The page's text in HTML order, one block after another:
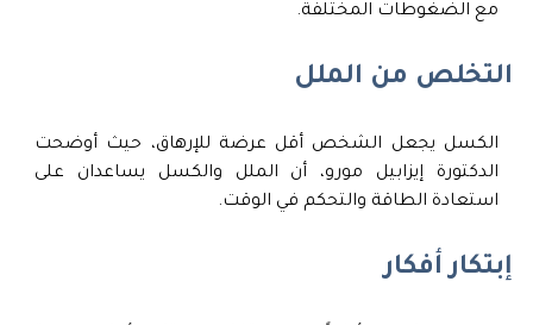
مع الضغوطات المختلفة.
التخلص من الملل
الكسل يجعل الشخص أقل عرضة للإرهاق، حيث أوضحت
الدكتورة إيزابيل مورو، أن الملل والكسل يساعدان على
استعادة الطاقة والتحكم في الوقت.
إبتكار أفكار